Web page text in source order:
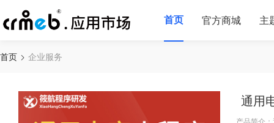
首页 官方商城 主
首页 企业服务
通用
产品简介